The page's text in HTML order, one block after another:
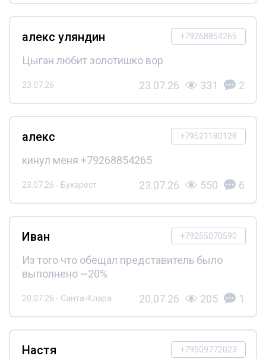
+79268854265
алекс уляндин
Цыган любит золотишко вор
23.07.26 23.07.26 331 2
+79521180128
алекс
кинул меня +79268854265
23.07.26 - Бухарест 23.07.26 550 6
+79255070590
Иван
Из того что обещал представитель было
выполнено ~20%
20.07.26 - Санта-Клара 20.07.26 205 1
+79509772023
Настя